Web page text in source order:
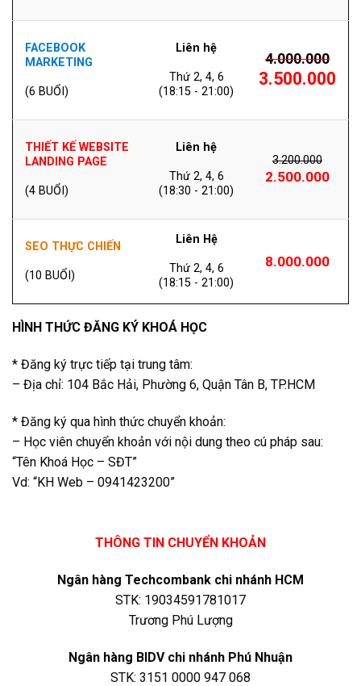
FACEBOOK
MARKETING
(6 BUỔI)
Liên hệ
Thứ 2, 4, 6
(18:15 - 21:00)
4.000.000
3.500.000
THIẾT KẾ WEBSITE
LANDING PAGE
(4 BUỔI)
Liên hệ
Thứ 2, 4, 6
(18:30 - 21:00)
3.200.000
2.500.000
SEO THỰC CHIẾN
(10 BUỔI)
Liên Hệ
Thứ 2, 4, 6
(18:15 - 21:00)
8.000.000
HÌNH THỨC ĐĂNG KÝ KHOÁ HỌC
* Đăng ký trực tiếp tại trung tâm:
– Địa chỉ: 104 Bắc Hải, Phường 6, Quận Tân B, TP.HCM
* Đăng ký qua hình thức chuyển khoản:
– Học viên chuyển khoản với nội dung theo cú pháp sau:
“Tên Khoá Học – SĐT”
Vd: “KH Web – 0941423200”
THÔNG TIN CHUYỂN KHOẢN
Ngân hàng Techcombank chi nhánh HCM
STK: 19034591781017
Trương Phú Lượng
Ngân hàng BIDV chi nhánh Phú Nhuận
STK: 3151 0000 947 068